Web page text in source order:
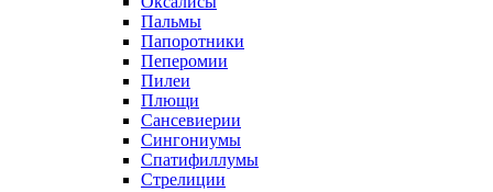
Пальмы
Папоротники
Пеперомии
Пилеи
Плющи
Сансевиерии
Сингониумы
Спатифиллумы
Стрелиции